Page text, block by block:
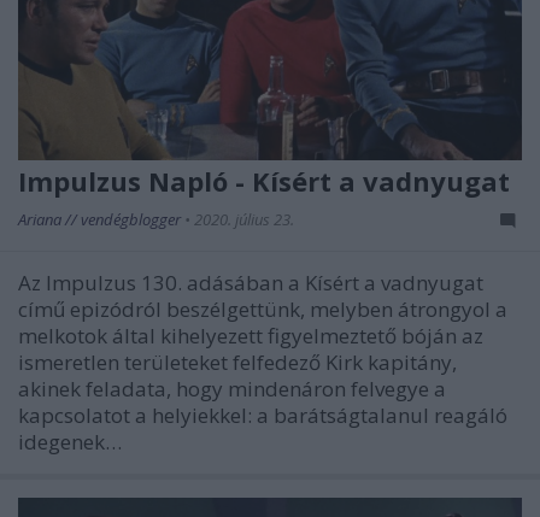
Impulzus Napló - Kísért a vadnyugat
Ariana // vendégblogger • 2020. július 23.
Az Impulzus 130. adásában a Kísért a vadnyugat
című epizódról beszélgettünk, melyben átrongyol a
melkotok által kihelyezett figyelmeztető bóján az
ismeretlen területeket felfedező Kirk kapitány,
akinek feladata, hogy mindenáron felvegye a
kapcsolatot a helyiekkel: a barátságtalanul reagáló
idegenek…